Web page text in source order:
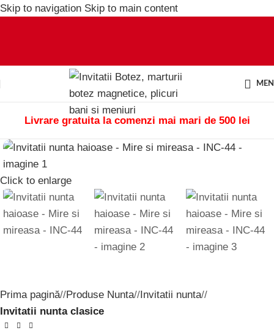
Skip to navigation Skip to main content
Livrare gratuita la comenzi mai mari de 500 lei
Click to enlarge
Prima pagină/ Produse Nunta/ Invitatii nunta/
Invitatii nunta clasice